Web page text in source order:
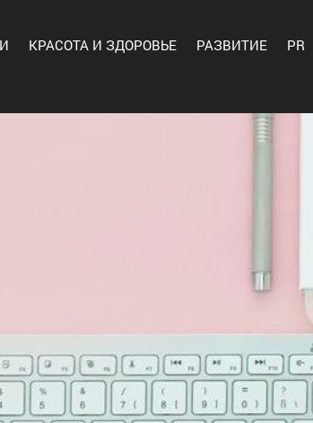
КРАСОТА И ЗДОРОВЬЕ РАЗВИТИЕ
PR